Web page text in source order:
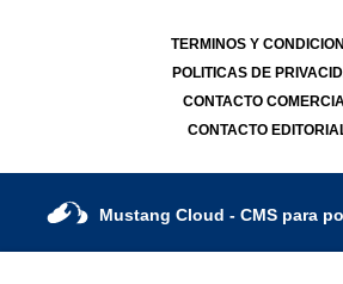
TERMINOS Y
POLITICAS DE
CONTACTO
CONTACTO
Mustang Cloud - CMS para